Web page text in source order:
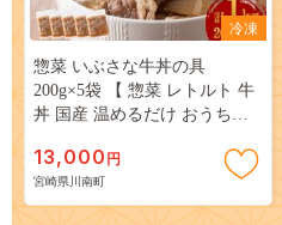
冷凍
惣菜 いぶさな牛丼の具
200g×5袋 【 惣菜 レトルト 牛
丼 国産 温めるだけ おうちご
13,000 円
宮崎県川南町